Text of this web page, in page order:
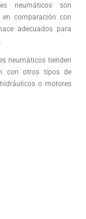
neumáticos son
comparación con
adecuados para
neumáticos tienden
con otros tipos de
o motores